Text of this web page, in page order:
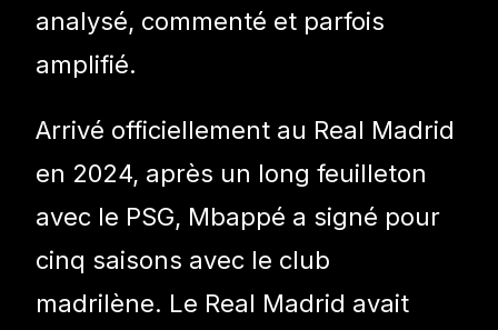
analysé, commenté et parfois
amplifié.
Arrivé officiellement au Real Madrid
en 2024, après un long feuilleton
avec le PSG, Mbappé a signé pour
cinq saisons avec le club
madrilène. Le Real Madrid avait